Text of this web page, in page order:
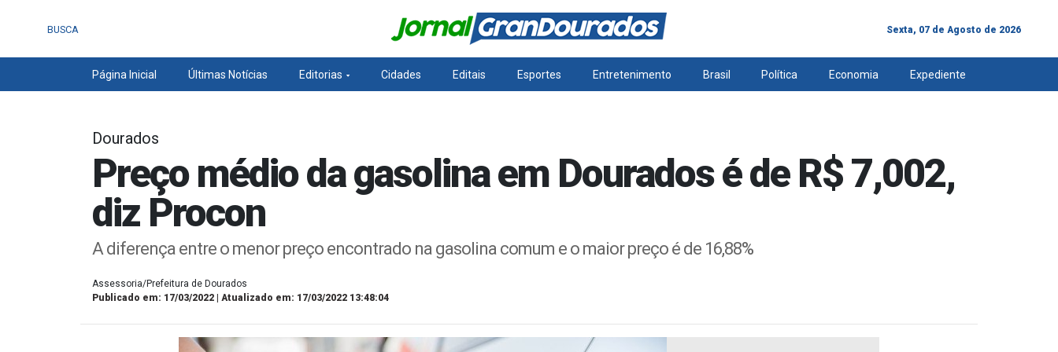
BUSCA Sexta, 07 de Agosto de 2026
Página Inicial Últimas Notícias Editorias Cidades Editais Esportes Entretenimento Brasil Política Economia Expediente
Dourados
Preço médio da gasolina em Dourados é de R$ 7,002,
diz Procon
A diferença entre o menor preço encontrado na gasolina comum e o maior preço é de 16,88%
Assessoria/Prefeitura de Dourados
Publicado em: 17/03/2022 | Atualizado em: 17/03/2022 13:48:04